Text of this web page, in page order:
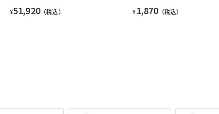
¥51,920 （税込） ¥1,870 （税込）